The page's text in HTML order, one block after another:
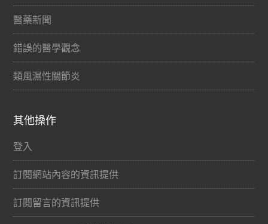
醫藥新聞
錯誤的醫學觀念
類風濕性關節炎
其他操作
登入
訂閱網站內容的資訊提供
訂閱留言的資訊提供